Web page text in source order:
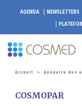
AGENDA NEWSLETTERS
Accueil > Annuaire des
COSMOPAR